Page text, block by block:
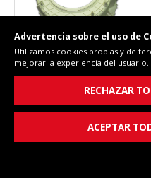
Parte delantera cuba
Advertencia sobre el uso de
Utilizamos cookies propias y de
mejorar la experiencia del usuario.
RECHAZAR
ACEPTAR